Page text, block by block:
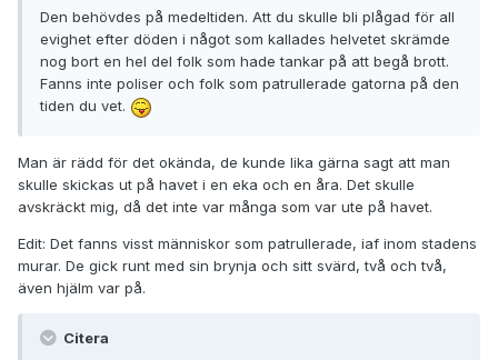
Den behövdes på medeltiden. Att du skulle bli plågad för all
evighet efter döden i något som kallades helvetet skrämde
nog bort en hel del folk som hade tankar på att begå brott.
Fanns inte poliser och folk som patrullerade gatorna på den
tiden du vet.
Man är rädd för det okända, de kunde lika gärna sagt att man
skulle skickas ut på havet i en eka och en åra. Det skulle
avskräckt mig, då det inte var många som var ute på havet.
Edit: Det fanns visst människor som patrullerade, iaf inom stadens
murar. De gick runt med sin brynja och sitt svärd, två och två,
även hjälm var på.
Citera